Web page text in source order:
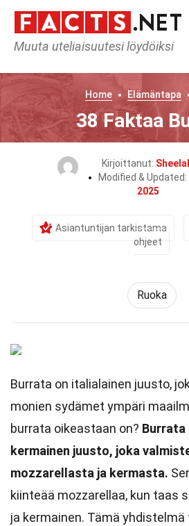
Muuta uteliaisuutesi löydöiksi
Home Elämäntapa
38 Faktaa
Kirjoittanut:
Modified & Updated:
2025
Asiantuntijan tarkistama
ohjeet
Ruoka
Burrata on italialainen juusto,
monien sydämet ympäri
burrata oikeastaan on? Burrata
kermainen juusto, joka
mozzarellasta ja kermasta.
kiinteää mozzarellaa, kun taas
ja kermainen. Tämä